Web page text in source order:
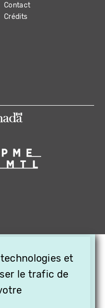
Contact
Crédits
et
le trafic de
EN
VOS
!